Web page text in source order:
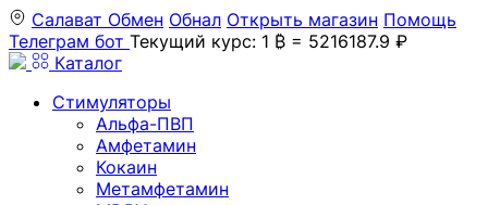
Салават Обмен Обнал Открыть магазин Помощь
Телеграм бот Текущий курс: 1 ₿ = 5216187.9 ₽
Каталог
Стимуляторы
Альфа-ПВП
Амфетамин
Кокаин
Метамфетамин